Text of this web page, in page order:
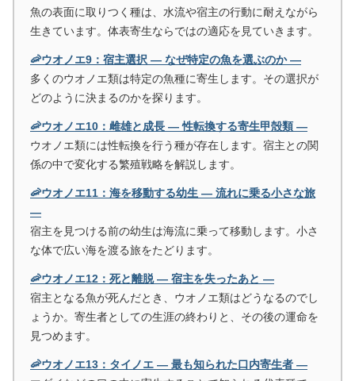
魚の表面に取りつく種は、水流や宿主の行動に耐えながら
生きています。体表寄生ならではの適応を見ていきます。
🦐ウオノエ9：宿主選択 ― なぜ特定の魚を選ぶのか ―
多くのウオノエ類は特定の魚種に寄生します。その選択が
どのように決まるのかを探ります。
🦐ウオノエ10：雌雄と成長 ― 性転換する寄生甲殻類 ―
ウオノエ類には性転換を行う種が存在します。宿主との関
係の中で変化する繁殖戦略を解説します。
🦐ウオノエ11：海を移動する幼生 ― 流れに乗る小さな旅
―
宿主を見つける前の幼生は海流に乗って移動します。小さ
な体で広い海を渡る旅をたどります。
🦐ウオノエ12：死と離脱 ― 宿主を失ったあと ―
宿主となる魚が死んだとき、ウオノエ類はどうなるのでし
ょうか。寄生者としての生涯の終わりと、その後の運命を
見つめます。
🦐ウオノエ13：タイノエ ― 最も知られた口内寄生者 ―